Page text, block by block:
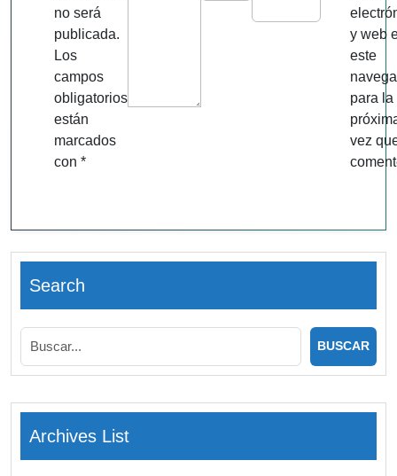
no será
publicada.
Los
campos
obligatorios
están
marcados
con *
y web
este
para la
vez
Search
Archives List